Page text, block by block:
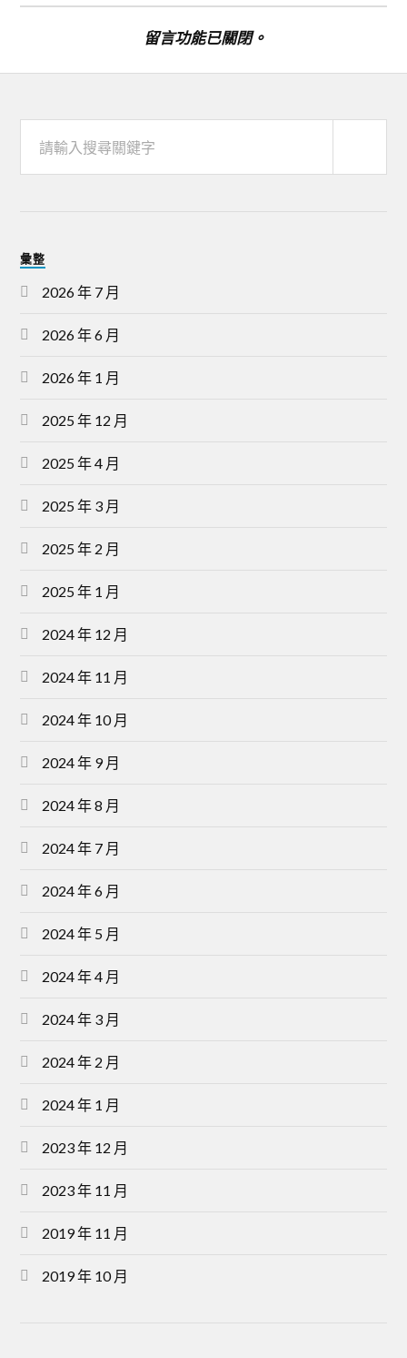
留言功能已關閉。
彙整
2026 年 7 月
2026 年 6 月
2026 年 1 月
2025 年 12 月
2025 年 4 月
2025 年 3 月
2025 年 2 月
2025 年 1 月
2024 年 12 月
2024 年 11 月
2024 年 10 月
2024 年 9 月
2024 年 8 月
2024 年 7 月
2024 年 6 月
2024 年 5 月
2024 年 4 月
2024 年 3 月
2024 年 2 月
2024 年 1 月
2023 年 12 月
2023 年 11 月
2019 年 11 月
2019 年 10 月